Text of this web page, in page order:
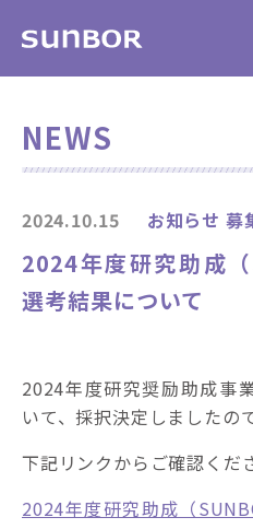
NEWS
2024.10.15 お知らせ 募
2024年度研究助成（
選考結果について
2024年度研究奨励助成事
いて、採択決定しましたの
下記リンクからご確認くだ
2024年度研究助成（